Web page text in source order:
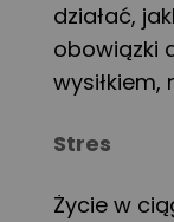
działać,
obowiązki
Stres
Życie w